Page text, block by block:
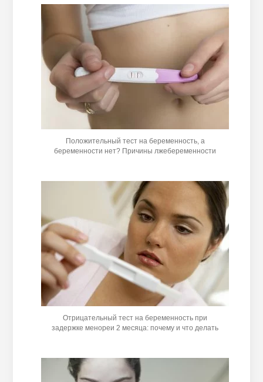
Положительный тест на беременность, а
беременности нет? Причины лжебеременности
Отрицательный тест на беременность при
задержке менореи 2 месяца: почему и что делать